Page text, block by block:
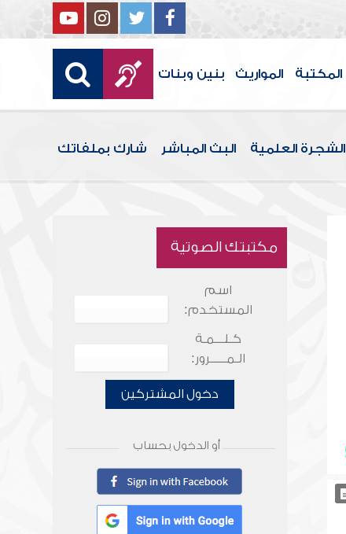
المكتبة المواريث بنين وبنات
الشجرة العلمية البث المباشر شارك بملفاتك
مكتبتك الصوتية
اسم
المستخدم:
كـلـــمـة
الـمـــــرور:
دخول المشتركين
أو الدخول بحساب